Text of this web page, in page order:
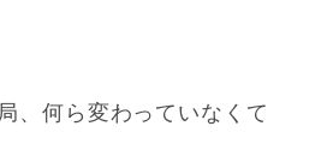
、何ら変わっていなくて